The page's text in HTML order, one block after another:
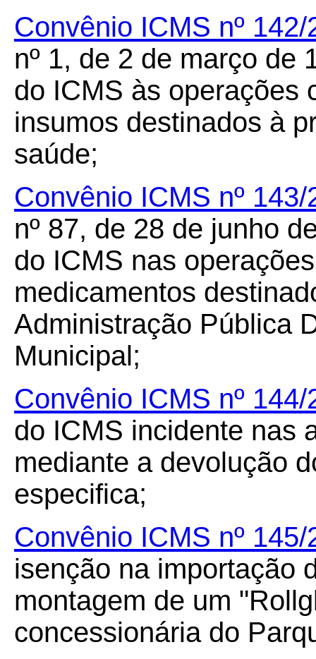
Convênio ICMS nº 142/
nº 1, de 2 de março de
do ICMS às operações
insumos destinados à
saúde;
Convênio ICMS nº 143/
nº 87, de 28 de junho
do ICMS nas
medicamentos
Administração Pública
Municipal;
Convênio ICMS nº 144/
do ICMS incidente nas
mediante a devolução
especifica;
Convênio ICMS nº 145/
isenção na importação
montagem de um
concessionária do